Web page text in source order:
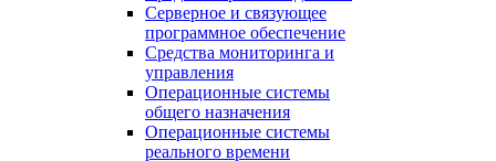
Серверное и связующее
программное обеспечение
Средства мониторинга и
управления
Операционные системы
общего назначения
Операционные системы
реального времени